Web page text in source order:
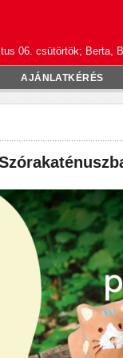
06. csütörtök; Berta,
AJÁNLATKÉRÉS